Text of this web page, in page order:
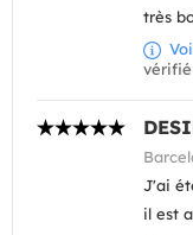
très
vérifié
J'ai
il est